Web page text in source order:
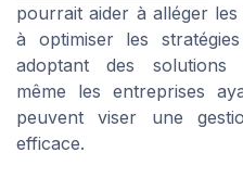
pourrait aider à alléger
à optimiser les
adoptant des solutions
même les entreprises
peuvent viser une
efficace.